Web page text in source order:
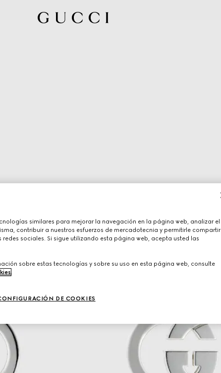
similares para mejorar la navegación en la página web, analizar el
contribuir a nuestros esfuerzos de mercadotecnia y permitirle compartir
redes sociales. Si sigue utilizando esta página web, acepta usted las
sobre estas tecnologías y sobre su uso en esta página web, consulte
.
DE COOKIES